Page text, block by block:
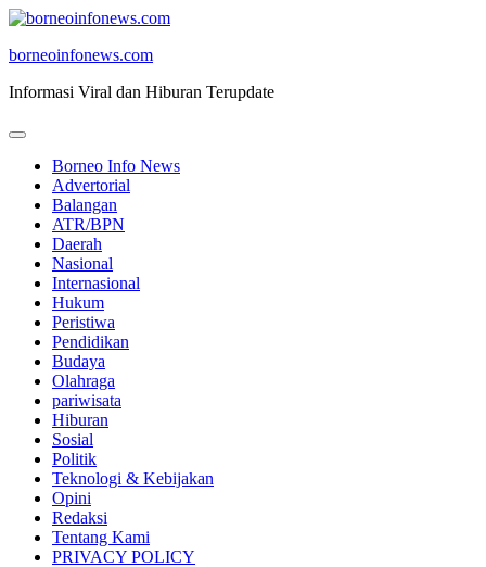
Skip
content
borneoinfonews.com
Informasi Viral dan Hiburan Terupdate
Borneo Info News
Advertorial
Balangan
ATR/BPN
Daerah
Nasional
Internasional
Hukum
Peristiwa
Pendidikan
Budaya
Olahraga
pariwisata
Hiburan
Sosial
Politik
Teknologi & Kebijakan
Opini
Redaksi
Tentang Kami
PRIVACY POLICY